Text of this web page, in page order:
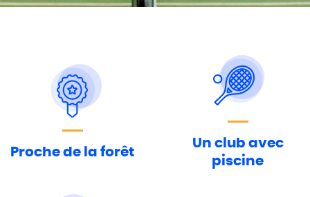
Proche de la forêt
Un club avec
piscine